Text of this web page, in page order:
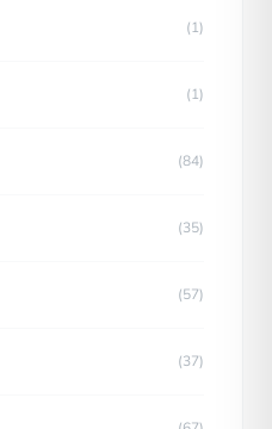
(1)
(1)
(84)
(35)
(57)
(37)